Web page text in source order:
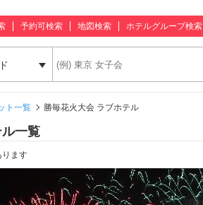
予約可検索 地図検索 ホテルグループ検索
ト一覧 勝毎花火大会 ラブホテル
一覧
ります